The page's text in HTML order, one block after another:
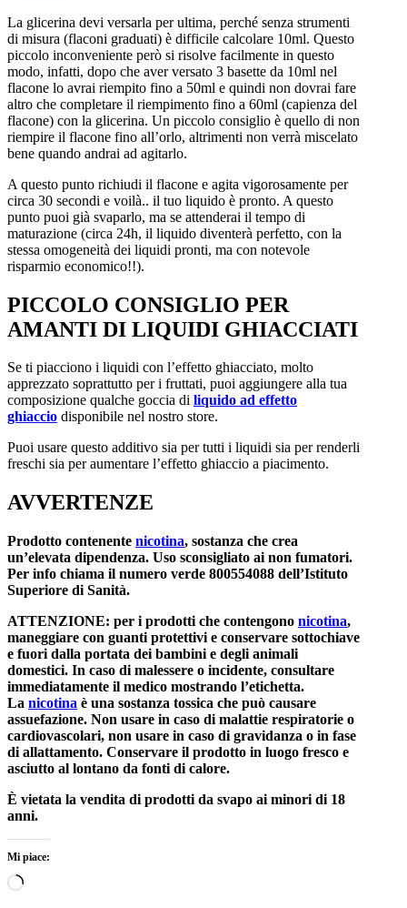
La glicerina devi versarla per ultima, perché senza strumenti
di misura (flaconi graduati) è difficile calcolare 10ml. Questo
piccolo inconveniente però si risolve facilmente in questo
modo, infatti, dopo che aver versato 3 basette da 10ml nel
flacone lo avrai riempito fino a 50ml e quindi non dovrai fare
altro che completare il riempimento fino a 60ml (capienza del
flacone) con la glicerina. Un piccolo consiglio è quello di non
riempire il flacone fino all’orlo, altrimenti non verrà miscelato
bene quando andrai ad agitarlo.
A questo punto richiudi il flacone e agita vigorosamente per
circa 30 secondi e voilà.. il tuo liquido è pronto. A questo
punto puoi già svaparlo, ma se attenderai il tempo di
maturazione (circa 24h, il liquido diventerà perfetto, con la
stessa omogeneità dei liquidi pronti, ma con notevole
risparmio economico!!).
PICCOLO CONSIGLIO PER
AMANTI DI LIQUIDI GHIACCIATI
Se ti piacciono i liquidi con l’effetto ghiacciato, molto
apprezzato soprattutto per i fruttati, puoi aggiungere alla tua
composizione qualche goccia di liquido ad effetto
ghiaccio disponibile nel nostro store.
Puoi usare questo additivo sia per tutti i liquidi sia per renderli
freschi sia per aumentare l’effetto ghiaccio a piacimento.
AVVERTENZE
Prodotto contenente nicotina, sostanza che crea
un’elevata dipendenza. Uso sconsigliato ai non fumatori.
Per info chiama il numero verde 800554088 dell’Istituto
Superiore di Sanità.
ATTENZIONE: per i prodotti che contengono nicotina,
maneggiare con guanti protettivi e conservare sottochiave
e fuori dalla portata dei bambini e degli animali
domestici. In caso di malessere o incidente, consultare
immediatamente il medico mostrando l’etichetta.
La nicotina è una sostanza tossica che può causare
assuefazione. Non usare in caso di malattie respiratorie o
cardiovascolari, non usare in caso di gravidanza o in fase
di allattamento. Conservare il prodotto in luogo fresco e
asciutto al lontano da fonti di calore.
È vietata la vendita di prodotti da svapo ai minori di 18
anni.
Mi piace:
Caricamento